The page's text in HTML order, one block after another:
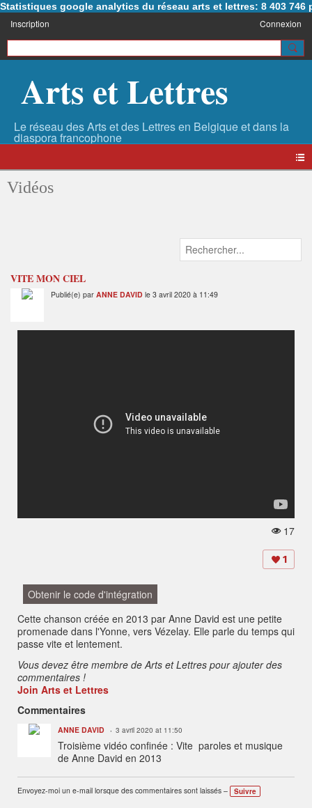
Statistiques google analytics du réseau arts et lettres: 8 403 746
Inscription Connexion
Arts et Lettres
Vidéos
VITE MON CIEL
Publié(e) par ANNE DAVID le 3 avril 2020 à 11:49
u
e
s:
17
1
Obtenir le code d'intégration
Cette chanson créée en 2013 par Anne David est une petite
promenade dans l'Yonne, vers Vézelay. Elle parle du temps qui
passe vite et lentement.
Vous devez être membre de Arts et Lettres pour ajouter des
commentaires !
Join Arts et Lettres
Commentaires
ANNE DAVID 3 avril 2020 at 11:50
Troisième vidéo confinée : Vite paroles et musique
de Anne David en 2013
Envoyez-moi un e-mail lorsque des commentaires sont laissés – Suivre